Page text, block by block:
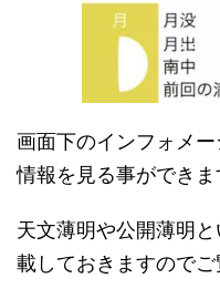
画面下のインフォメ
情報を見る事ができま
天文薄明や公開薄明
載しておきますのでご